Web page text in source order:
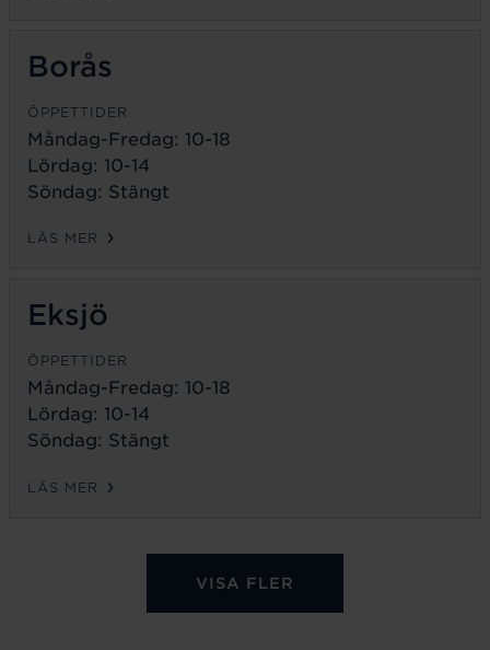
Borås
ÖPPETTIDER
Måndag-Fredag: 10-18
Lördag: 10-14
Söndag: Stängt
LÄS MER
Eksjö
ÖPPETTIDER
Måndag-Fredag: 10-18
Lördag: 10-14
Söndag: Stängt
LÄS MER
VISA FLER